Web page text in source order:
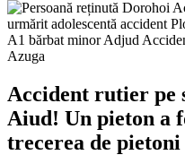
Accident rutier pe
Aiud! Un pieton a
trecerea de pietoni